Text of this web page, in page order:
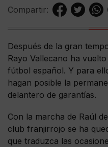
Compartir:
Después de la gran
Rayo Vallecano ha
fútbol español. Y para
hagan posible la
delantero de garantías.
Con la marcha de Raúl
club franjirrojo se ha
que traduzca las